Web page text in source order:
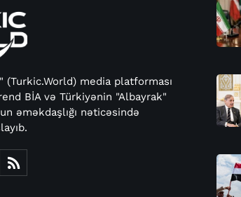
(Turkic.World) media platforması
BİA və Türkiyənin "Albayrak"
əməkdaşlığı nəticəsində